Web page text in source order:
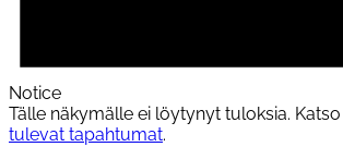
Notice
Tälle näkymälle ei löytynyt tuloksia. Katso
tulevat tapahtumat.